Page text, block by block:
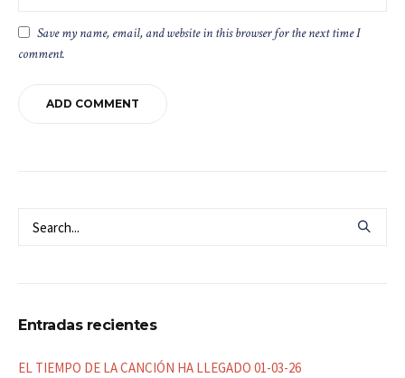
Save my name, email, and website in this browser for the next time I
comment.
Entradas recientes
EL TIEMPO DE LA CANCIÓN HA LLEGADO 01-03-26